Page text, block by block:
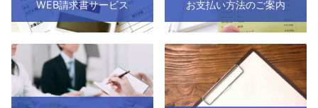
WEB請求書サービス お支払い方法のご案内